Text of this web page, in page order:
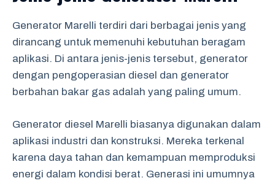
Generator Marelli terdiri dari berbagai jenis yang
dirancang untuk memenuhi kebutuhan beragam
aplikasi. Di antara jenis-jenis tersebut, generator
dengan pengoperasian diesel dan generator
berbahan bakar gas adalah yang paling umum.
Generator diesel Marelli biasanya digunakan dalam
aplikasi industri dan konstruksi. Mereka terkenal
karena daya tahan dan kemampuan memproduksi
energi dalam kondisi berat. Generasi ini umumnya